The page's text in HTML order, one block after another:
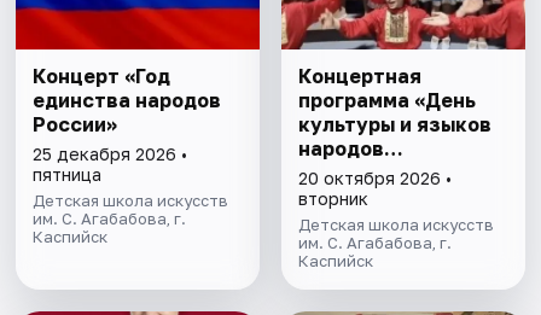
Концерт «Год
единства народов
России»
25 декабря 2026 •
пятница
Детская школа искусств
им. С. Агабабова, г.
Каспийск
Концертная
программа «День
культуры и языков
народов
Дагестана»
20 октября 2026 •
вторник
Детская школа искусств
им. С. Агабабова, г.
Каспийск